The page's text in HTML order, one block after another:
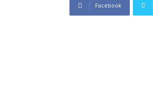
Facebook